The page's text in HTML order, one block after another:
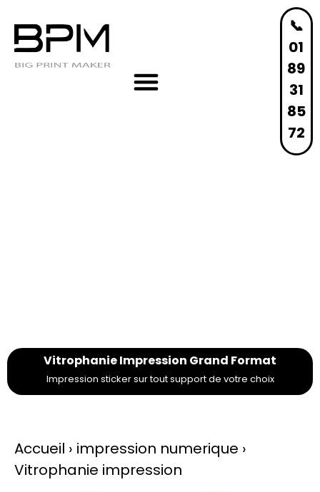
📞
01
89
31
85
72
Vitrophanie Impression Grand Format
Impression stickersur toutsupportde votre choix
Accueil › impression numerique ›
Vitrophanie impression